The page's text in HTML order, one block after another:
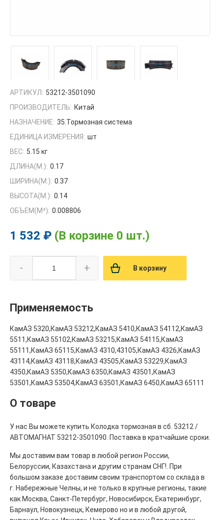
АРТИКУЛ: 53212-3501090
ПРОИЗВОДИТЕЛЬ: Китай
НАЗНАЧЕНИЕ: 35.Тормозная система
ЕДИНИЦА ИЗМЕРЕНИЯ: шт
ВЕС: 5.15 кг
ДЛИНА(М.): 0.17
ШИРИНА(М.): 0.37
ВЫСОТА(М.): 0.14
ОБЪЕМ(M³): 0.008806
1 532 ₽ (В корзине 0 шт.)
- + В корзину
Применяемость
КамАЗ 5320,КамАЗ 53212,КамАЗ 5410,КамАЗ 54112,КамАЗ
5511,КамАЗ 55102,КамАЗ 53215,КамАЗ 54115,КамАЗ
55111,КамАЗ 65115,КамАЗ 4310,43105,КамАЗ 4326,КамАЗ
43114,КамАЗ 43118,КамАЗ 43505,КамАЗ 53229,КамАЗ
4350,КамАЗ 5350,КамАЗ 6350,КамАЗ 43501,КамАЗ
53501,КамАЗ 53504,КамАЗ 63501,КамАЗ 6450,КамАЗ 65111
О товаре
У нас Вы можете купить Колодка тормозная в сб. 53212 /
АВТОМАГНАТ 53212-3501090. Поставка в кратчайшие сроки.
Мы доставим вам товар в любой регион России,
Белоруссии, Казахстана и другим странам СНГ!. При
большом заказе доставим своим транспортом со склада в
г. Набережные Челны, и не только в крупные регионы, такие
как Москва, Санкт-Петербург, Новосибирск, Екатеринбург,
Барнаул, Новокузнецк, Кемерово но и в любой другой,